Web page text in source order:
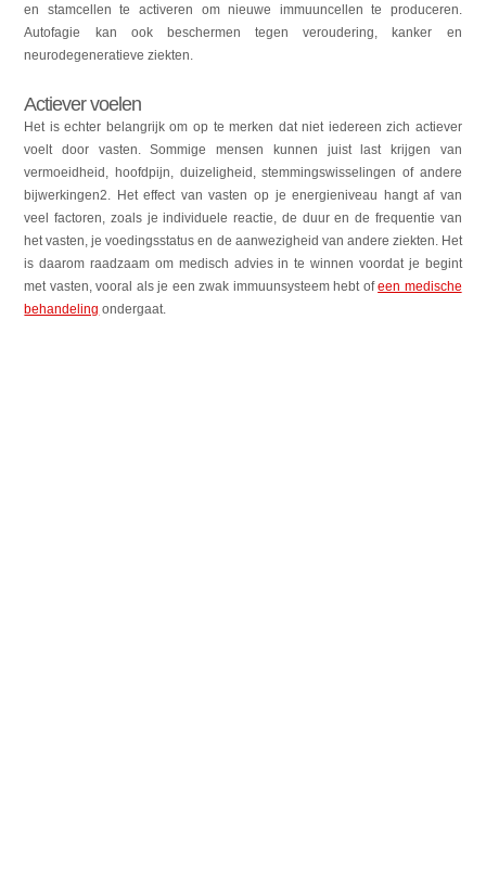
en stamcellen te activeren om nieuwe immuuncellen te produceren.
Autofagie kan ook beschermen tegen veroudering, kanker en
neurodegeneratieve ziekten.
Actiever voelen
Het is echter belangrijk om op te merken dat niet iedereen zich actiever
voelt door vasten. Sommige mensen kunnen juist last krijgen van
vermoeidheid, hoofdpijn, duizeligheid, stemmingswisselingen of andere
bijwerkingen2. Het effect van vasten op je energieniveau hangt af van
veel factoren, zoals je individuele reactie, de duur en de frequentie van
het vasten, je voedingsstatus en de aanwezigheid van andere ziekten. Het
is daarom raadzaam om medisch advies in te winnen voordat je begint
met vasten, vooral als je een zwak immuunsysteem hebt ofeen medische
behandeling ondergaat.